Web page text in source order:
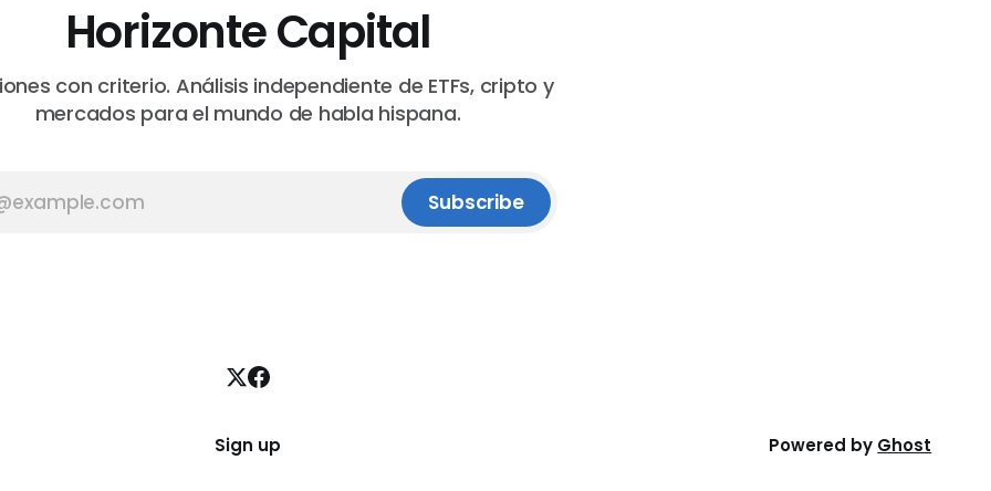
Horizonte Capital
con criterio. Análisis independiente de ETFs, cripto y
mercados para el mundo de habla hispana.
Subscribe
Sign up Powered by Ghost